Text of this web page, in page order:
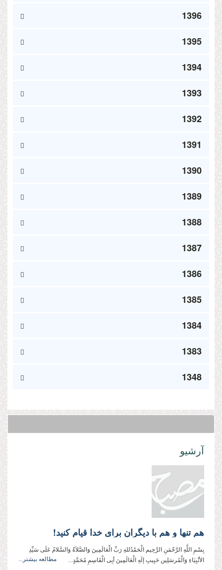
1396
1395
1394
1393
1392
1391
1390
1389
1388
1387
1386
1385
1384
1383
1348
آرشیو
هم تنها و هم با دیگران برای خدا قیام کنید!
بِسْمِ اللَّهِ الرَّحْمَنِ الرَّحِيم الْحَمْدُللهِ رَبِّ الْعَالَمِینَ وَالصَّلاَةُ وَالسَّلامُ عَلَی سَیِّدِ
الأنْبِیَاءِ وَالْمُرسَلِین حَبِیبِ إلَهِ الْعَالَمِینَ أبِی الْقَاسِمِ مُحَمَّدٍ...
مطالعه بیشتر...